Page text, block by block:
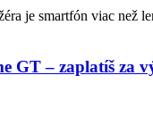
je smartfón viac než
GT – zaplatíš za